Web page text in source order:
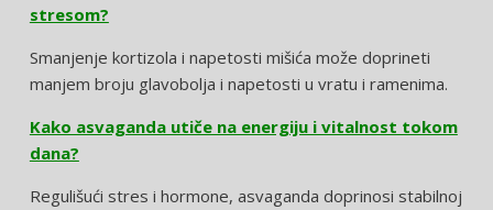
stresom?
Smanjenje kortizola i napetosti mišića može doprineti
manjem broju glavobolja i napetosti u vratu i ramenima.
Kako asvaganda utiče na energiju i vitalnost tokom
dana?
Regulišući stres i hormone, asvaganda doprinosi stabilnoj